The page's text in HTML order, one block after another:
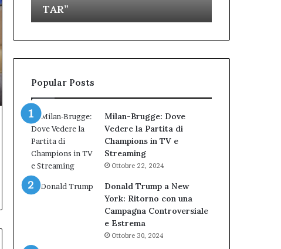
dell’amministrazione
Biondi.
del
TAR”
partecipazione
dell’Immaginario
Popular Posts
Milan-Brugge: Dove
Vedere la Partita di
Champions in TV e
Streaming
Ottobre 22, 2024
Donald Trump a New
York: Ritorno con una
Campagna Controversiale
e Estrema
Ottobre 30, 2024